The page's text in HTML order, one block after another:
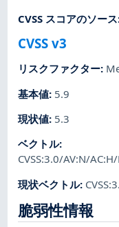
CVSS スコアのソース
CVSS v3
リスクファクター:
基本値: 5.9
現状値: 5.3
ベクトル:
CVSS:3.0/AV:N/
現状ベクトル:
脆弱性情報